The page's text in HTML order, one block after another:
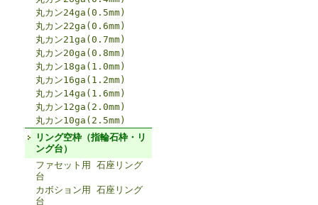
丸カン24ga(0.5mm)
丸カン22ga(0.6mm)
丸カン21ga(0.7mm)
丸カン20ga(0.8mm)
丸カン18ga(1.0mm)
丸カン16ga(1.2mm)
丸カン14ga(1.6mm)
丸カン12ga(2.0mm)
丸カン10ga(2.5mm)
リング空枠（指輪石枠・リ
ング台）
ファセット用 石座リング
台
カボション用 石座リング
台